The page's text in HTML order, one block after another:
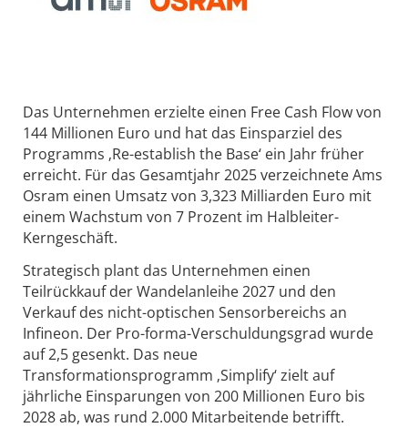
Das Unternehmen erzielte einen Free Cash Flow von
144 Millionen Euro und hat das Einsparziel des
Programms ‚Re-establish the Base‘ ein Jahr früher
erreicht. Für das Gesamtjahr 2025 verzeichnete Ams
Osram einen Umsatz von 3,323 Milliarden Euro mit
einem Wachstum von 7 Prozent im Halbleiter-
Kerngeschäft.
Strategisch plant das Unternehmen einen
Teilrückkauf der Wandelanleihe 2027 und den
Verkauf des nicht-optischen Sensorbereichs an
Infineon. Der Pro-forma-Verschuldungsgrad wurde
auf 2,5 gesenkt. Das neue
Transformationsprogramm ‚Simplify‘ zielt auf
jährliche Einsparungen von 200 Millionen Euro bis
2028 ab, was rund 2.000 Mitarbeitende betrifft.